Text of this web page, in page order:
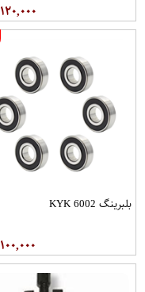
۱۲۰,۰۰۰
بلبرینگ 6002 KYK
۱۰۰,۰۰۰